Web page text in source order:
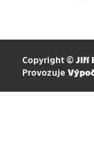
Copyright © Jiří
Provozuje